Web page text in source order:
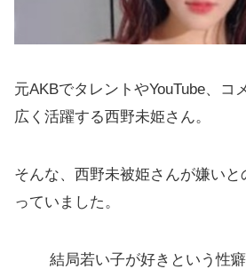
元AKBでタレントやYouTube、コ
広く活躍する西野未姫さん。
そんな、西野未被姫さんが嫌い
っていました。
結局若い子が好きという性